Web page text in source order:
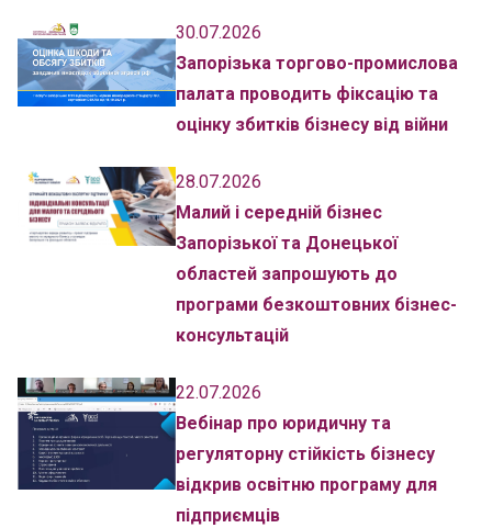
30.07.2026
Запорізька торгово-промислова
палата проводить фіксацію та
оцінку збитків бізнесу від війни
28.07.2026
Малий і середній бізнес
Запорізької та Донецької
областей запрошують до
програми безкоштовних бізнес-
консультацій
22.07.2026
Вебінар про юридичну та
регуляторну стійкість бізнесу
відкрив освітню програму для
підприємців